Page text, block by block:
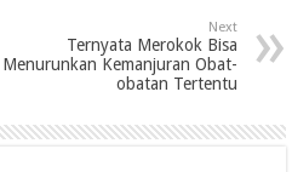
Next
Ternyata Merokok Bisa
Menurunkan Kemanjuran Obat-
obatan Tertentu